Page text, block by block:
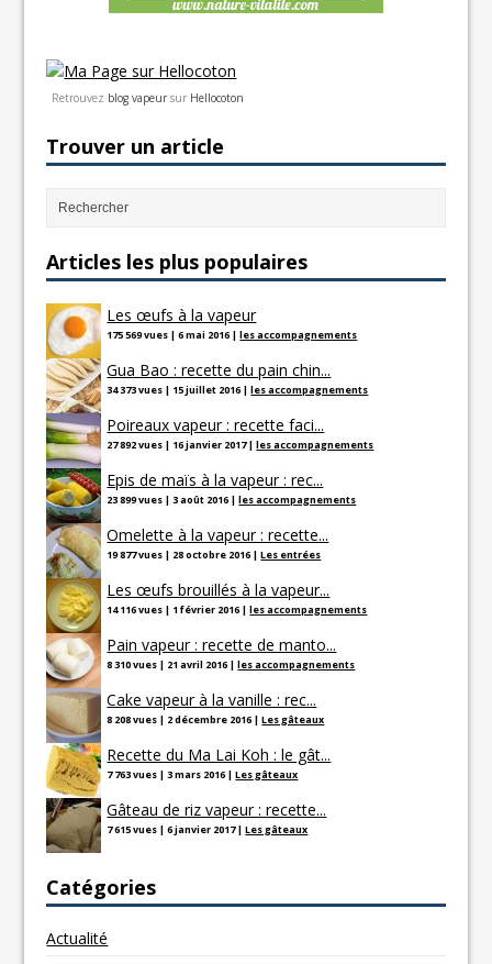
Retrouvez blog vapeur sur Hellocoton
Trouver un article
Articles les plus populaires
Les œufs à la vapeur
175 569 vues |6 mai 2016 |les accompagnements
Gua Bao : recette du pain chin...
34 373 vues | 15 juillet 2016 |les accompagnements
Poireaux vapeur : recette faci...
27 892 vues | 16 janvier 2017|les accompagnements
Epis de maïs à la vapeur : rec...
23 899 vues |3 août 2016 |les accompagnements
Omelette à la vapeur : recette...
19 877 vues | 28 octobre 2016 |Les entrées
Les œufs brouillés à la vapeur...
14 116 vues | 1 février 2016 |les accompagnements
Pain vapeur : recette de manto...
8 310 vues | 21 avril 2016 |les accompagnements
Cake vapeur à la vanille : rec...
8 208 vues | 2 décembre 2016 |Les gâteaux
Recette du Ma Lai Koh : le gât...
7 763 vues |3 mars 2016 |Les gâteaux
Gâteau de riz vapeur : recette...
7 615 vues |6 janvier 2017|Les gâteaux
Catégories
Actualité